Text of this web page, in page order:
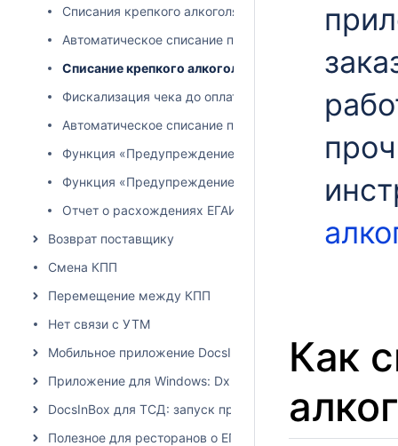
Списания крепкого алкоголя на банкет для iiko
Автоматическое списание пива (автопиво) для iiko
Списание крепкого алкоголя на банкет в R-Keeper
Фискализация чека до оплаты в iiko
Автоматическое списание пива (автопиво по ЧЗ) по
Функция «Предупреждение при дефиците» для iiko
Функция «Предупреждение при дефиците» для R-
Отчет о расхождениях ЕГАИС
Возврат поставщику
Смена КПП
Перемещение между КПП
Нет связи с УТМ
Мобильное приложение DocsInBox
Приложение для Windows: Dxbx.Desktop
DocsInBox для ТСД: запуск приложения на терминалах
Полезное для ресторанов о ЕГАИС
Как